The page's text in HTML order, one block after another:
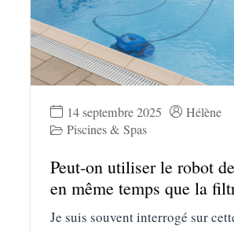
14 septembre 2025
Hélène
Piscines & Spas
Peut-on utiliser le robot
en même temps que la
Je suis souvent interrogé sur